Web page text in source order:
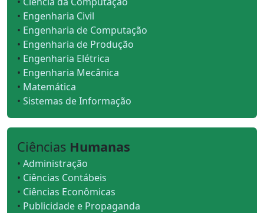
• Engenharia Civil
• Engenharia de Computação
• Engenharia de Produção
• Engenharia Elétrica
• Engenharia Mecânica
• Matemática
• Sistemas de Informação
Ciências Humanas
• Administração
• Ciências Contábeis
• Ciências Econômicas
• Publicidade e Propaganda